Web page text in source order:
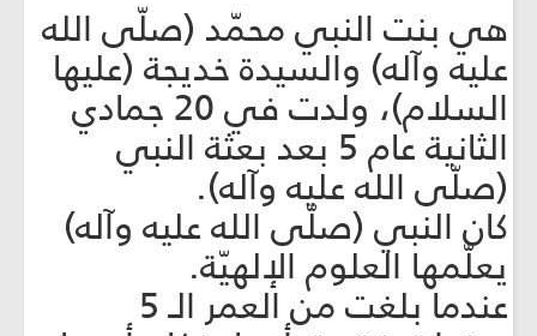
هي بنت النبي محمّد (صلّى الله
عليه وآله) والسيدة خديجة (عليها
السلام)، ولدت في 20 جمادي
الثانية عام 5 بعد بعثة النبي
(صلّى الله عليه وآله).
كان النبي (صلّى الله عليه وآله)
يعلّمها العلوم الإلهيّة.
عندما بلغت من العمر الـ 5